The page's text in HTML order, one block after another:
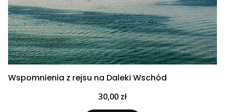
Wspomnienia z rejsu na Daleki Wschód
Cena
30,00 zł